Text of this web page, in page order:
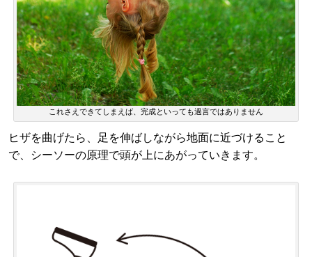
これさえできてしまえば、完成といっても過言ではありません
ヒザを曲げたら、足を伸ばしながら地面に近づけること
で、シーソーの原理で頭が上にあがっていきます。